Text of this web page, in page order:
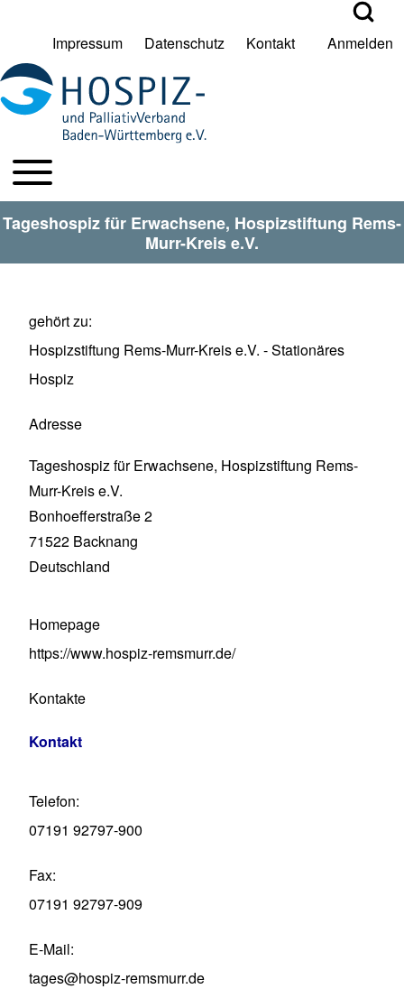
Suche Schließen
Suche
User account menu
Impressum Datenschutz Kontakt Anmelden
HPV BW Hauptmenu
Toggle main menu
Tageshospiz für Erwachsene, Hospizstiftung Rems-
Murr-Kreis e.V.
gehört zu
Hospizstiftung Rems-Murr-Kreis e.V. - Stationäres
Hospiz
Adresse
Tageshospiz für Erwachsene, Hospizstiftung Rems-
Murr-Kreis e.V.
Bonhoefferstraße 2
71522 Backnang
Deutschland
Homepage
https://www.hospiz-remsmurr.de/
Kontakte
Kontakt
Telefon
07191 92797-900
Fax
07191 92797-909
E-Mail
tages@hospiz-remsmurr.de